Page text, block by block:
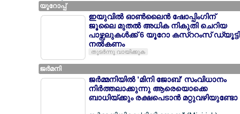
യൂറോപ്പ്
ഇയുവില്‍ ഓണ്‍ലൈന്‍ ഷോപ്പിംഗിന്
ജൂലൈ മുതല്‍ അധിക നികുതി ചെറിയ
പാഴ്സലുകള്‍ക്ക് 6 യൂറോ കസ്ററംസ് ഡ്യൂട്ടി
നല്‍കണം
തുടര്‍ന്നു വായിക്കുക
ജര്‍മനി
ജര്‍മ്മനിയില്‍ 'മിനി ജോബ്' സംവിധാനം
നിര്‍ത്തലാക്കുന്നു ആരെയൊക്കെ
ബാധിയ്ക്കും രക്ഷപെടാന്‍ മറ്റുവഴിയുണ്ടോ